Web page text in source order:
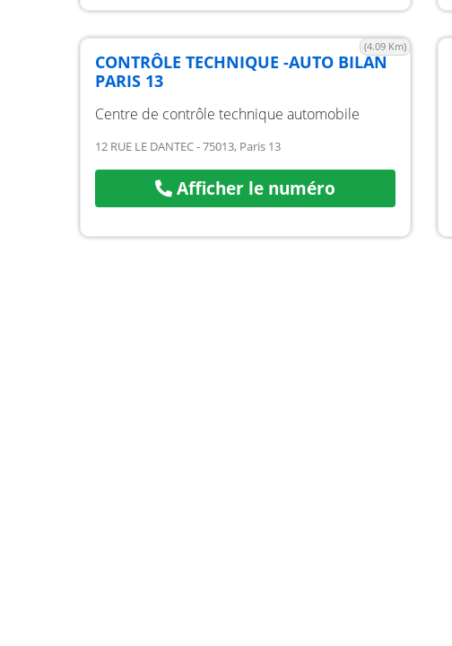
(4.09 Km)
CONTRÔLE TECHNIQUE -AUTO BILAN
PARIS 13
Centre de contrôle technique automobile
12 RUE LE DANTEC - 75013, Paris 13
Afficher le numéro